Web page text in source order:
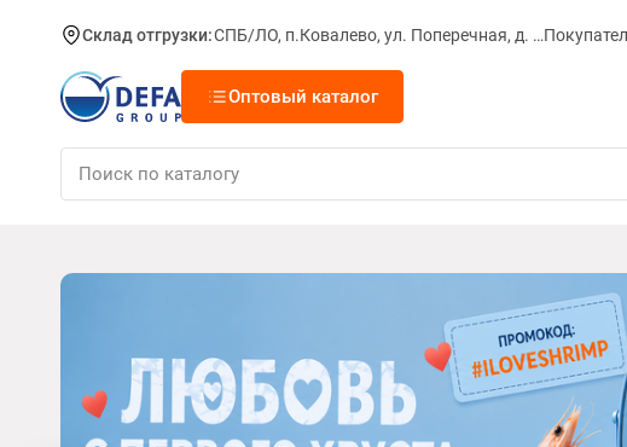
Склад отгрузки:СПБ/ЛО, п.Ковалево, ул. Поперечная, д. 15, СК
Оптовый каталог